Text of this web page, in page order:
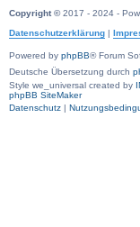
Copyright ©2017 - 2024 -
Datenschutzerklärung |
Powered by phpBB® Forum
Deutsche Übersetzung durch
Style we_universal created by
phpBB SiteMaker
Datenschutz |